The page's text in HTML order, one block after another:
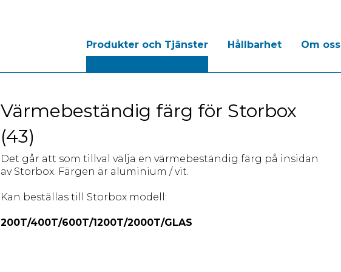
Produkter och Tjänster Hållbarhet Om oss
Värmebeständig färg för Storbox
(43)
Det går att som tillval välja en värmebeständig färg på insidan
av Storbox. Färgen är aluminium / vit.
Kan beställas till Storbox modell:
200T/400T/600T/1200T/2000T/GLAS